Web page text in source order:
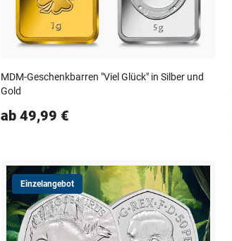
MDM-Geschenkbarren "Viel Glück" in Silber und
Gold
ab 49,99 €
Einzelangebot